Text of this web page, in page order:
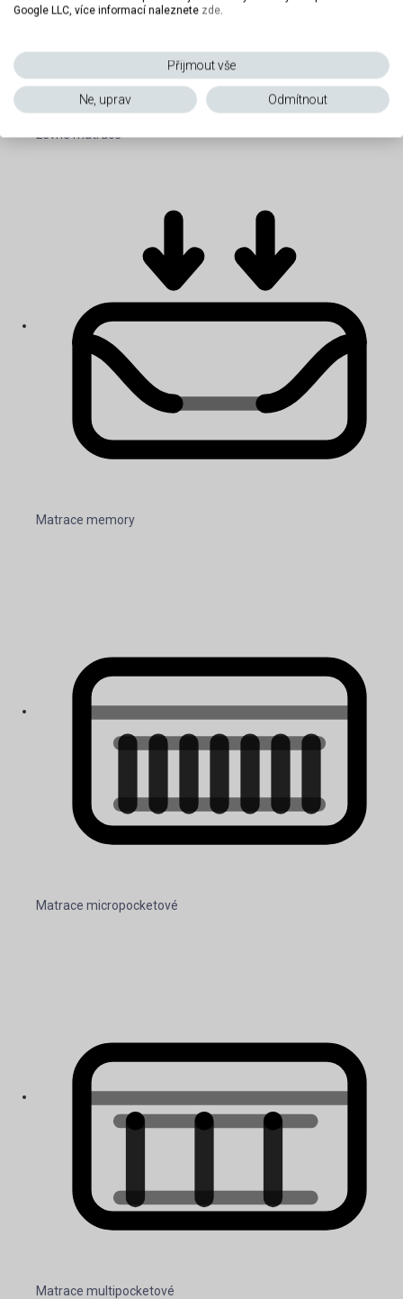
Levné matrace
Matrace memory
Matrace micropocketové
Matrace multipocketové
Google LLC, více informací naleznete zde.
Přijmout vše
Ne, uprav Odmítnout